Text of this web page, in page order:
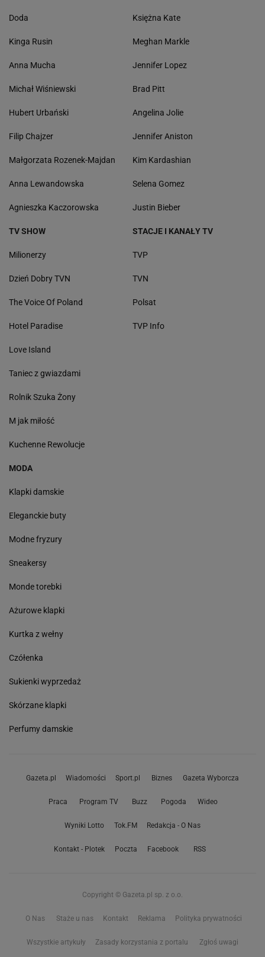
Doda
Kinga Rusin
Anna Mucha
Michał Wiśniewski
Hubert Urbański
Filip Chajzer
Małgorzata Rozenek-Majdan
Anna Lewandowska
Agnieszka Kaczorowska
Księżna Kate
Meghan Markle
Jennifer Lopez
Brad Pitt
Angelina Jolie
Jennifer Aniston
Kim Kardashian
Selena Gomez
Justin Bieber
TV SHOW
Milionerzy
Dzień Dobry TVN
The Voice Of Poland
Hotel Paradise
Love Island
Taniec z gwiazdami
Rolnik Szuka Żony
M jak miłość
Kuchenne Rewolucje
STACJE I KANAŁY TV
TVP
TVN
Polsat
TVP Info
MODA
Klapki damskie
Eleganckie buty
Modne fryzury
Sneakersy
Monde torebki
Ażurowe klapki
Kurtka z wełny
Czółenka
Sukienki wyprzedaż
Skórzane klapki
Perfumy damskie
Gazeta.pl Wiadomości Sport.pl Biznes Gazeta Wyborcza
Praca Program TV Buzz Pogoda Wideo
Wyniki Lotto Tok.FM Redakcja - O Nas
Kontakt - Plotek Poczta Facebook RSS
Copyright © Gazeta.pl sp. z o.o.
O Nas Staże u nas Kontakt Reklama Polityka prywatności
Wszystkie artykuły Zasady korzystania z portalu Zgłoś uwagi